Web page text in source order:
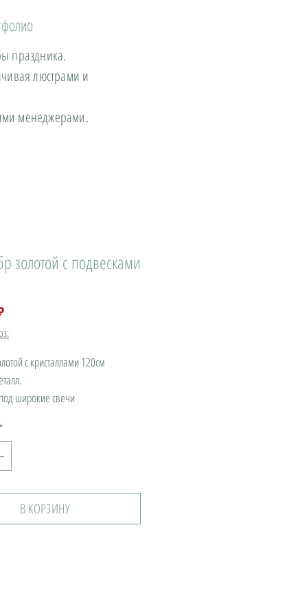
праздника.
люстрами и
менеджерами.
золотой с подвесками
Цена
с кристаллами 120см
широкие свечи
*
В КОРЗИНУ